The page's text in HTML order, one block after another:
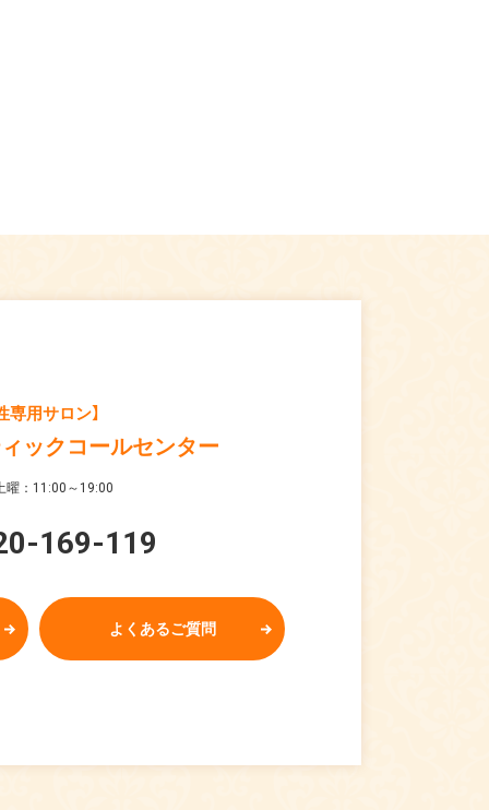
専用サロン】
ックコールセンター
曜：11:00～19:00
169-119
よくあるご質問